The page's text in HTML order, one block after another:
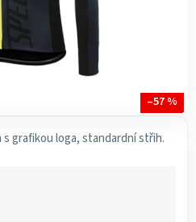
s grafikou loga, standardní střih.
–57 %